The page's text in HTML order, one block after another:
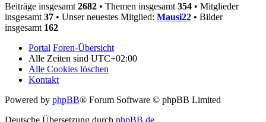
Beiträge insgesamt 2682 • Themen insgesamt 354 • Mitglieder
insgesamt 37 • Unser neuestes Mitglied: Mausi22 • Bilder
insgesamt 162
Portal Foren-Übersicht
Alle Zeiten sind UTC+02:00
Alle Cookies löschen
Kontakt
Powered by phpBB® Forum Software © phpBB Limited
Deutsche Übersetzung durch phpBB.de